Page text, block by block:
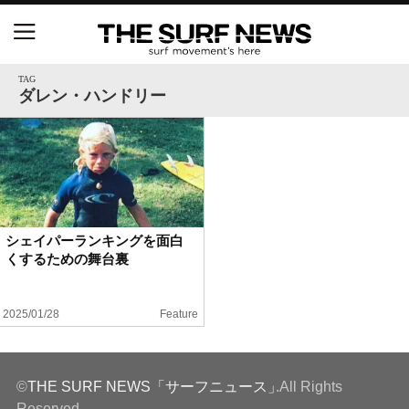
TAG
ダレン・ハンドリー
シェイパーランキングを面白
くするための舞台裏
2025/01/28 Feature
©THE SURF NEWS「サーフニュース」.All Rights
【五十嵐カノア独占インタビュー】旧友レオ、ジャ
ックとの豪華プライベートセッション
S.ONE ショート＆ロング開幕戦・現地リポート（高
橋みなと）
ニュース
特集
試合